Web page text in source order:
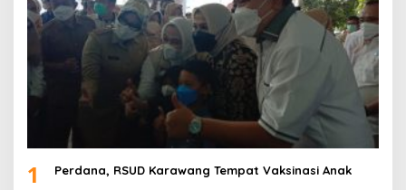
1 Perdana, RSUD Karawang Tempat Vaksinasi Anak